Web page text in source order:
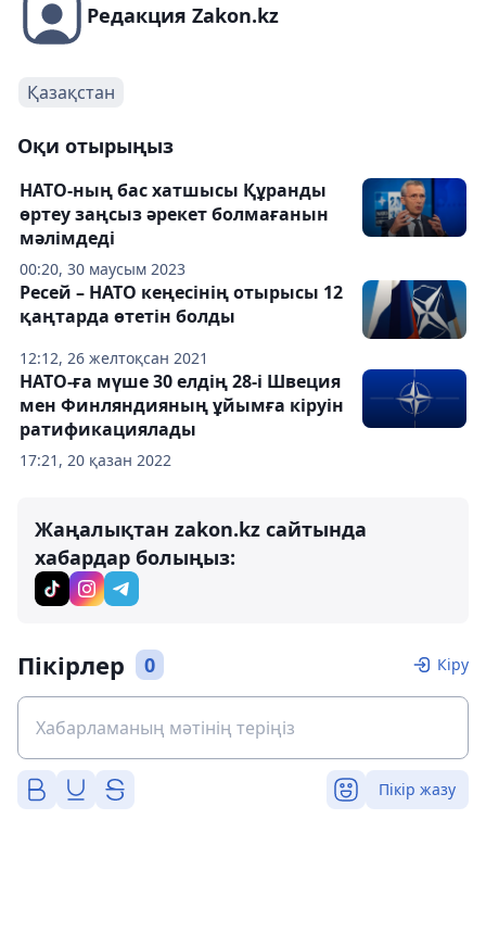
Редакция Zakon.kz
Қазақстан
Оқи отырыңыз
00:20, 30 маусым 2023
НАТО-ның бас хатшысы Құранды
өртеу заңсыз әрекет болмағанын
мәлімдеді
12:12, 26 желтоқсан 2021
Ресей – НАТО кеңесінің отырысы 12
қаңтарда өтетін болды
17:21, 20 қазан 2022
НАТО-ға мүше 30 елдің 28-і Швеция
мен Финляндияның ұйымға кіруін
ратификациялады
Жаңалықтан zakon.kz сайтында
хабардар болыңыз:
Пікірлер 0 Кіру
Пікір жазу